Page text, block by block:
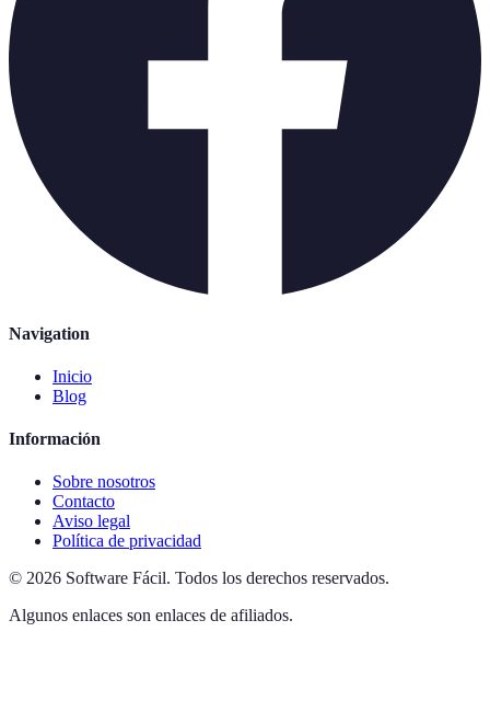
Navigation
Inicio
Blog
Información
Sobre nosotros
Contacto
Aviso legal
Política de privacidad
© 2026 Software Fácil. Todos los derechos reservados.
Algunos enlaces son enlaces de afiliados.